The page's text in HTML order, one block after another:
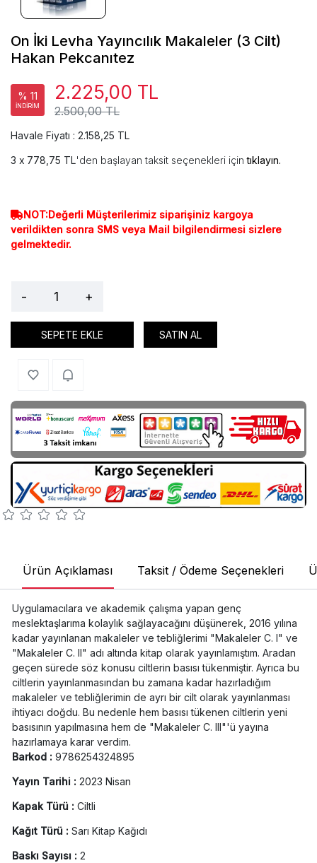
On İki Levha Yayıncılık Makaleler (3 Cilt)
Hakan Pekcanıtez
% 11
İNDİRİM 2.500,00 TL
2.225,00 TL
Havale Fiyatı : 2.158,25 TL
778,75 TL'den başlayan taksit seçenekleri içintıklayın.
NOT:Değerli Müşterilerimiz siparişiniz kargoya
verildikten sonra SMS veya Mail bilgilendirmesi sizlere
gelmektedir.
- +
SEPETE EKLE SATIN AL
Ürün Açıklaması Taksit / Ödeme Seçenekleri
Uygulamacılara ve akademik çalışma yapan genç
meslektaşlarıma kolaylık sağlayacağını düşünerek, 2016 yılına
kadar yayınlanan makaleler ve tebliğlerimi "Makaleler C. I" ve
"Makaleler C. II" adı altında kitap olarak yayınlamıştım. Aradan
geçen sürede söz konusu ciltlerin basısı tükenmiştir. Ayrıca bu
ciltlerin yayınlanmasından bu zamana kadar hazırladığım
makaleler ve tebliğlerimin de ayrı bir cilt olarak yayınlanması
ihtiyacı doğdu. Bu nedenle hem basısı tükenen ciltlerin yeni
basısının yapılmasına hem de "Makaleler C. III"'ü yayına
hazırlamaya karar verdim.
Barkod : 9786254324895
Yayın Tarihi : 2023 Nisan
Kapak Türü : Ciltli
Kağıt Türü : Sarı Kitap Kağıdı
Baskı Sayısı : 2